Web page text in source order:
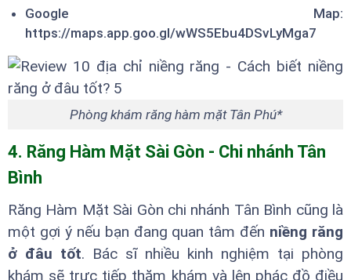
Google Map:
https://maps.app.goo.gl/wWS5Ebu4DSvLyMga7
Phòng khám răng hàm mặt Tân Phú*
4. Răng Hàm Mặt Sài Gòn - Chi nhánh Tân
Bình
Răng Hàm Mặt Sài Gòn chi nhánh Tân Bình cũng là
một gợi ý nếu bạn đang quan tâm đến niềng răng
ở đâu tốt. Bác sĩ nhiều kinh nghiệm tại phòng
khám sẽ trực tiếp thăm khám và lên phác đồ điều